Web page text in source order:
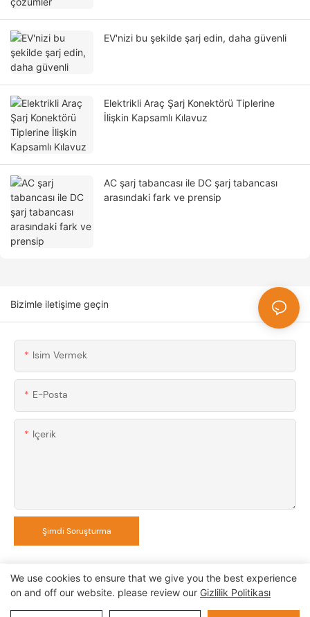
EV'nizi bu şekilde şarj edin, daha güvenli
Elektrikli Araç Şarj Konektörü Tiplerine
İlişkin Kapsamlı Kılavuz
AC şarj tabancası ile DC şarj tabancası
arasındaki fark ve prensip
Bizimle iletişime geçin
Isim Vermek
E-Posta
Içerik
Şimdi Soruşturma
Telif Hakkı © 2024 AUPINS TECHNOLOGY CO., LTD |Gizlilik
We use cookies to ensure that we give you the best experience
on and off our website. please review our Gizlilik Politikası